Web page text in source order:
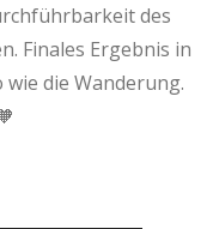
des
Finales Ergebnis in
die Wanderung.